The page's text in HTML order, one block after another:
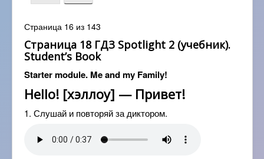
Страница 16 из 143
Страница 18 ГДЗ Spotlight 2 (учебник).
Student’s Book
Starter module. Me and my Family!
Hello! [хэллоу] — Привет!
1. Слушай и повторяй за диктором.